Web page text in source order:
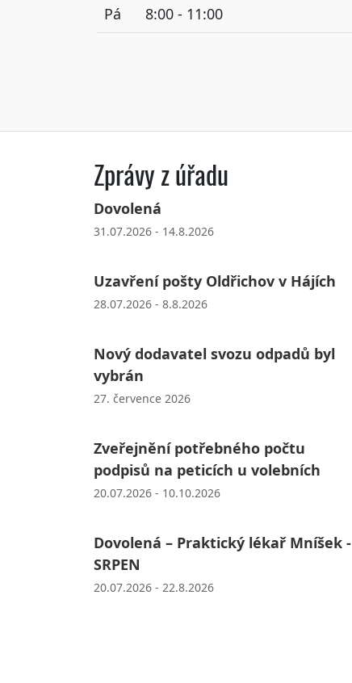
Pá
8:00 - 11:00
Zprávy z úřadu
Dovolená
31.07.2026 - 14.8.2026
Uzavření pošty Oldřichov v Hájích
28.07.2026 - 8.8.2026
Nový dodavatel svozu odpadů byl
vybrán
27. července 2026
Zveřejnění potřebného počtu
podpisů na peticích u volebních
20.07.2026 - 10.10.2026
Dovolená – Praktický lékař Mníšek -
SRPEN
20.07.2026 - 22.8.2026